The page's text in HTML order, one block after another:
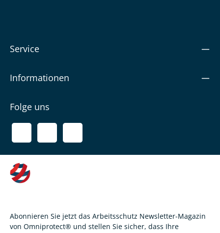
Service
Informationen
Folge uns
Abonnieren Sie jetzt das Arbeitsschutz Newsletter-Magazin
von Omniprotect® und stellen Sie sicher, dass Ihre